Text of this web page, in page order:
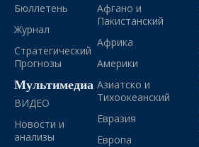
Бюллетень
Журнал
Стратегический
Прогнозы
Мультимедиа
ВИДЕО
Новости и
анализы
Афгано и
Пакистанский
Африка
Америки
Азиатско и
Тихоокеанский
Евразия
Европа